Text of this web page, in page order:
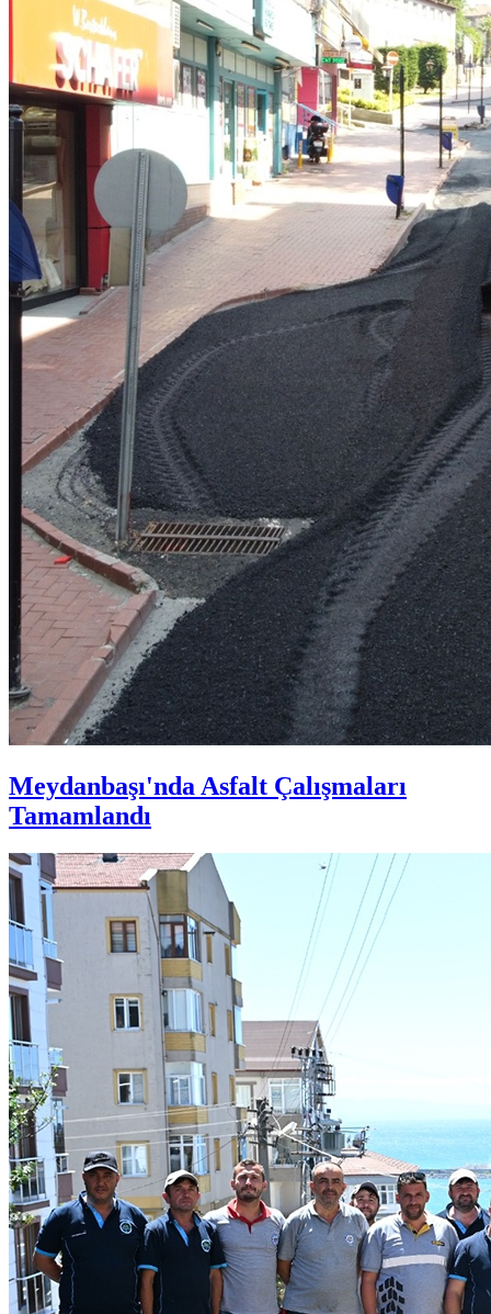
Meydanbaşı'nda Asfalt Çalışmaları
Tamamlandı